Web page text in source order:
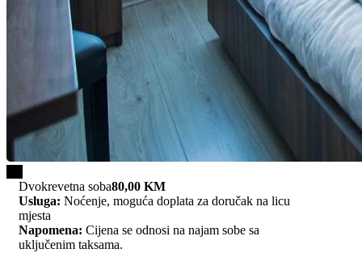
Dvokrevetna soba80,00 KM
Usluga: Noćenje, moguća doplata za doručak na licu
mjesta
Napomena: Cijena se odnosi na najam sobe sa
uključenim taksama.